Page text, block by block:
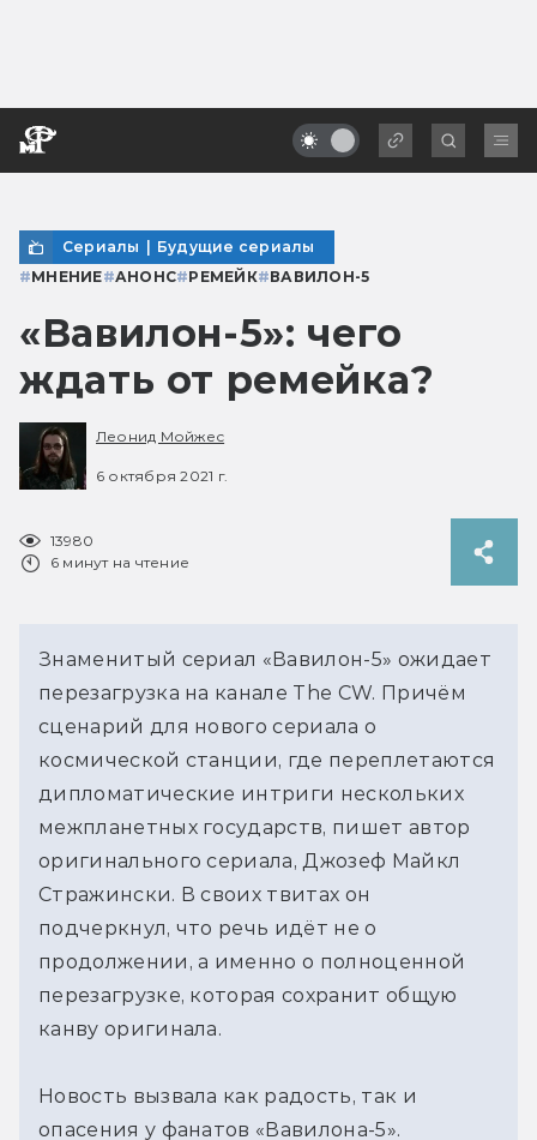
Сериалы | Будущие сериалы
#МНЕНИЕ#АНОНС#РЕМЕЙК#ВАВИЛОН-5
«Вавилон-5»: чего
ждать от ремейка?
Леонид Мойжес
6 октября 2021 г.
13980
6 минут на чтение
Знаменитый сериал «Вавилон-5» ожидает
перезагрузка на канале The CW. Причём
сценарий для нового сериала о
космической станции, где переплетаются
дипломатические интриги нескольких
межпланетных государств, пишет автор
оригинального сериала, Джозеф Майкл
Стражински. В своих твитах он
подчеркнул, что речь идёт не о
продолжении, а именно о полноценной
перезагрузке, которая сохранит общую
канву оригинала.
Новость вызвала как радость, так и
опасения у фанатов «Вавилона-5».